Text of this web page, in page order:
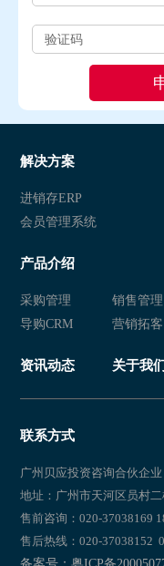
解决方案
进销存ERP
会员管理系统
产品介绍
采购管理 销售管理
导购CRM
营销拓客
资讯动态 关于我们
联系方式
广州贝应投资咨询合伙企业
地址：广州市天河区员村
售前咨询：020-37038169
售后热线：020-37038152